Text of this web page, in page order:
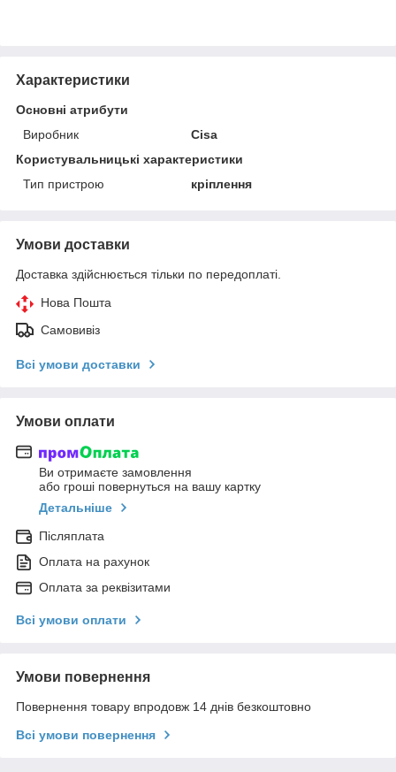
Характеристики
Основні атрибути
Виробник
Cisa
Користувальницькі характеристики
Тип пристрою
кріплення
Умови доставки
Доставка здійснюється тільки по передоплаті.
Нова Пошта
Самовивіз
Всі умови доставки
Умови оплати
Ви отримаєте замовлення
або гроші повернуться на вашу картку
Детальніше
Післяплата
Оплата на рахунок
Оплата за реквізитами
Всі умови оплати
Умови повернення
Повернення товару впродовж 14 днів безкоштовно
Всі умови повернення